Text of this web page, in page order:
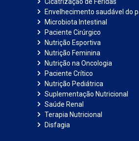
Envelhecimento saudável do
Microbiota Intestinal
Paciente Cirúrgico
Nutrição Esportiva
Nutrição Feminina
Nutrição na Oncologia
Paciente Crítico
Nutrição Pediátrica
Suplementação Nutricional
Saúde Renal
Terapia Nutricional
Disfagia